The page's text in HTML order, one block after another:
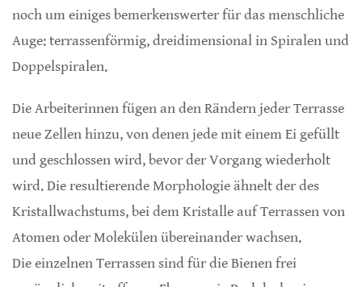
noch um einiges bemerkenswerter für das menschliche
Auge: terrassenförmig, dreidimensional in Spiralen und
Doppelspiralen.
Die Arbeiterinnen fügen an den Rändern jeder Terrasse
neue Zellen hinzu, von denen jede mit einem Ei gefüllt
und geschlossen wird, bevor der Vorgang wiederholt
wird. Die resultierende Morphologie ähnelt der des
Kristallwachstums, bei dem Kristalle auf Terrassen von
Atomen oder Molekülen übereinander wachsen.
Die einzelnen Terrassen sind für die Bienen frei